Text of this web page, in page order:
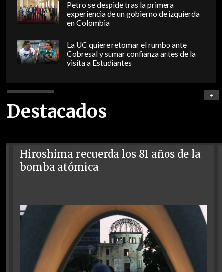
Petro se despide tras la primera
experiencia de un gobierno de izquierda
en Colombia
La UC quiere retomar el rumbo ante
Cobresal y sumar confianza antes de la
visita a Estudiantes
Destacados
+
Hiroshima recuerda los 81 años de la
bomba atómica